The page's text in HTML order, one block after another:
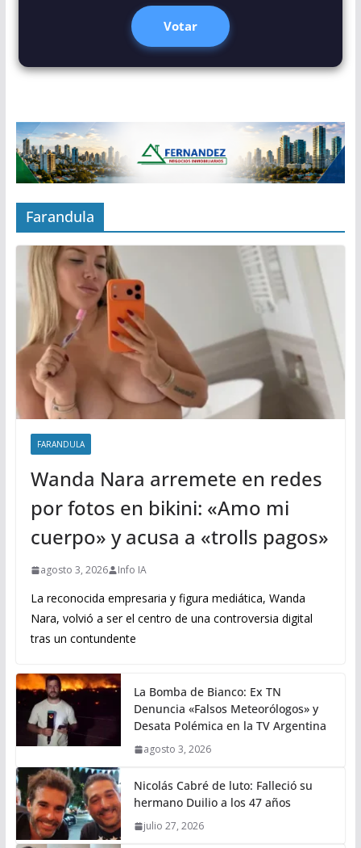
Votar
Farandula
FARANDULA
Wanda Nara arremete en redes
por fotos en bikini: «Amo mi
cuerpo» y acusa a «trolls pagos»
agosto 3, 2026 Info IA
La reconocida empresaria y figura mediática, Wanda
Nara, volvió a ser el centro de una controversia digital
tras un contundente
La Bomba de Bianco: Ex TN
Denuncia «Falsos Meteorólogos» y
Desata Polémica en la TV Argentina
agosto 3, 2026
Nicolás Cabré de luto: Falleció su
hermano Duilio a los 47 años
julio 27, 2026